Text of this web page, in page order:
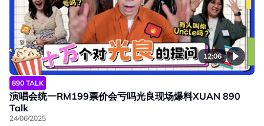
12:06
890 TALK
演唱会统一RM199票价会亏吗光良现场爆料XUAN 890
Talk
24/06/2025